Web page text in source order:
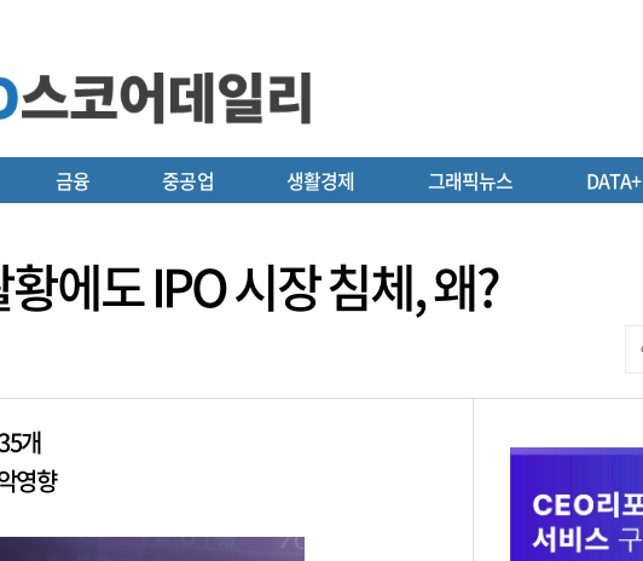
금융 중공업 생활경제 그래픽뉴스 DATA+
에도 IPO 시장 침체, 왜?
개
영향